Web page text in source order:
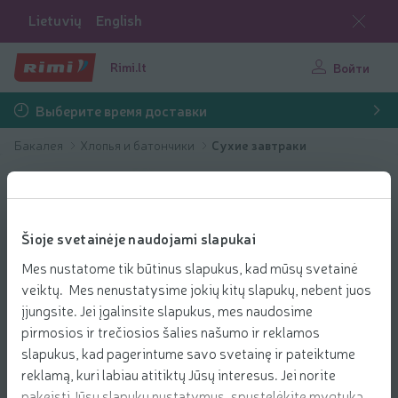
Šioje svetainėje naudojami slapukai
Mes nustatome tik būtinus slapukus, kad mūsų svetainė
veiktų. Mes nenustatysime jokių kitų slapukų, nebent juos
įjungsite. Jei įgalinsite slapukus, mes naudosime
pirmosios ir trečiosios šalies našumo ir reklamos
slapukus, kad pagerintume savo svetainę ir pateiktume
reklamą, kuri labiau atitiktų Jūsų interesus. Jei norite
Lietuvių English
Rimi.lt Войти
Выберите время доставки
Бакалея Хлопья и батончики Сухие завтраки